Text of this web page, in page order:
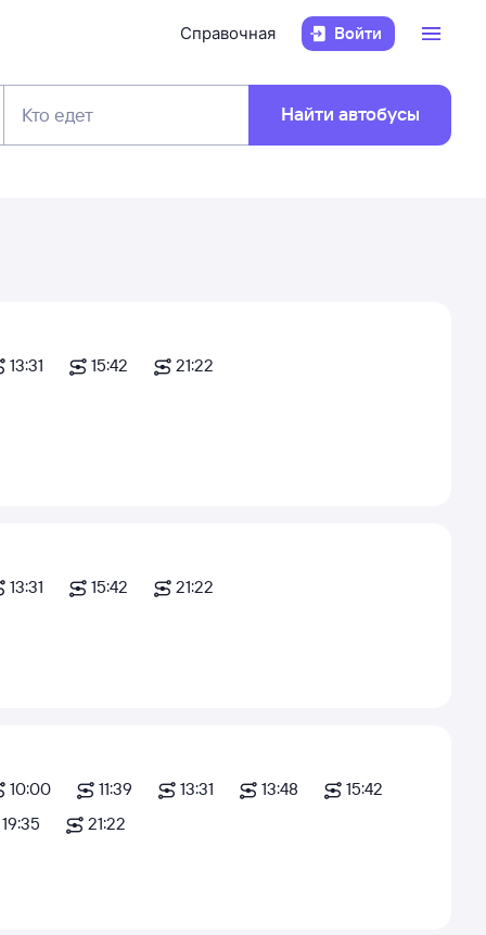
Справочная Войти
Кто едет Найти автобусы
13:31 15:42 21:22
13:31 15:42 21:22
10:00 11:39 13:31 13:48
15:42
19:35 21:22